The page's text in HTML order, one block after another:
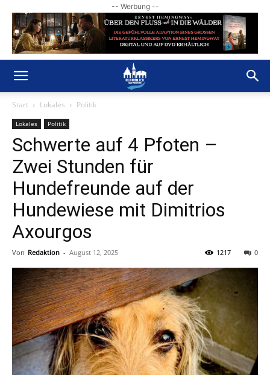
-- Werbung --
Start Lokales Politik
Lokales Politik
Schwerte auf 4 Pfoten –
Zwei Stunden für
Hundefreunde auf der
Hundewiese mit Dimitrios
Axourgos
Von Redaktion - August 12, 2025 0
1217